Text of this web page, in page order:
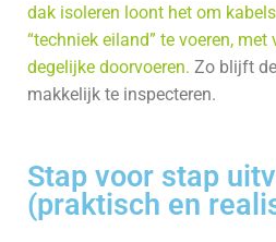
dak isoleren loont het om
“techniek eiland” te voeren,
degelijke doorvoeren. Zo blijft
makkelijk te inspecteren.
Stap voor stap
(praktisch en